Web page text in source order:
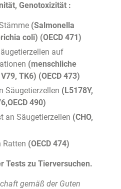
Genotoxizität :
(Salmonella
coli) (OECD 471)
auf
(menschliche
TK6) (OECD 473)
Säugetierzellen (L5178Y,
490)
an Säugetierzellen (CHO,
Ratten (OECD 474)
Tests zu Tierversuchen.
gemäß der Guten